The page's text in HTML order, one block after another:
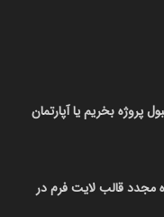
پروژه بخریم یا آپارتمان
قالب لایت فرم در